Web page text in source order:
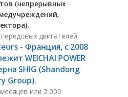
(непрерывных
двигателей
- Франция, с 2008
WEICHAI POWER
SHIG (Shandong
Group).
или 2 000